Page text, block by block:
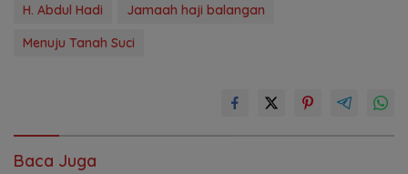
H. Abdul Hadi
Jamaah haji balangan
Menuju Tanah Suci
Baca Juga